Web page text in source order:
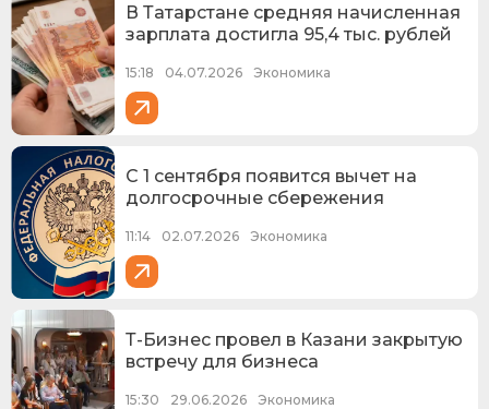
В Татарстане средняя начисленная
зарплата достигла 95,4 тыс. рублей
15:18 04.07.2026 Экономика
С 1 сентября появится вычет на
долгосрочные сбережения
11:14 02.07.2026 Экономика
Т-Бизнес провел в Казани закрытую
встречу для бизнеса
15:30 29.06.2026 Экономика